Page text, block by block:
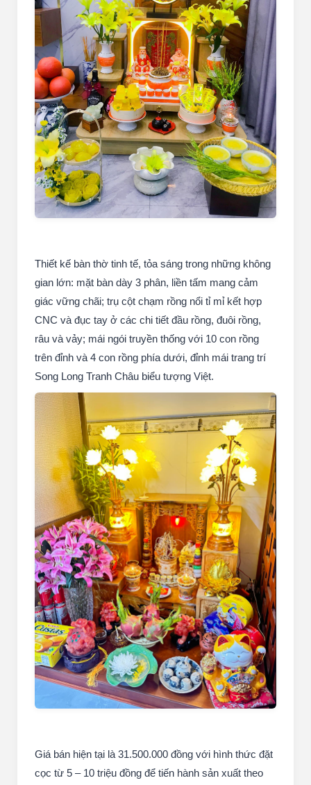
Thiết kế bàn thờ tinh tế, tỏa sáng trong những không
gian lớn: mặt bàn dày 3 phân, liền tấm mang cảm
giác vững chãi; trụ cột chạm rồng nổi tỉ mỉ kết hợp
CNC và đục tay ở các chi tiết đầu rồng, đuôi rồng,
râu và vảy; mái ngói truyền thống với 10 con rồng
trên đỉnh và 4 con rồng phía dưới, đỉnh mái trang trí
Song Long Tranh Châu biểu tượng Việt.
Giá bán hiện tại là 31.500.000 đồng với hình thức đặt
cọc từ 5 – 10 triệu đồng để tiến hành sản xuất theo